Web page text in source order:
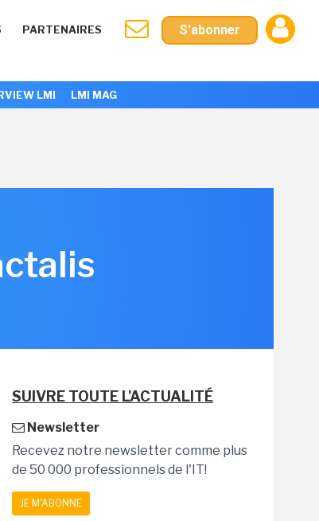
PARTENAIRES S'abonner
LMI LMI MAG
SUIVRE TOUTE L'ACTUALITÉ
Newsletter
Recevez notre newsletter comme plus
de 50 000 professionnels de l'IT!
JE M'ABONNE